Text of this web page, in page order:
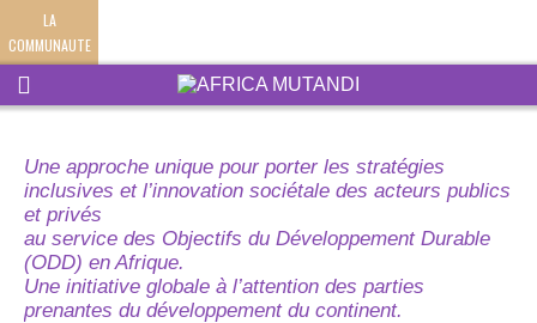
LA
COMMUNAUTE
Une approche unique pour porter les stratégies
inclusives et l’innovation sociétale des acteurs publics
et privés
au service des Objectifs du Développement Durable
(ODD) en Afrique.
Une initiative globale à l’attention des parties
prenantes du développement du continent.